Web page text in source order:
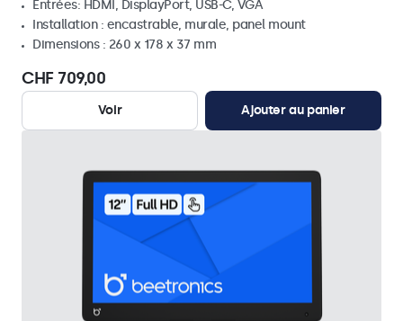
Entrées: HDMI, DisplayPort, USB-C, VGA
Installation : encastrable, murale, panel mount
Dimensions : 260 x 178 x 37 mm
CHF 709,00
Voir Ajouter au panier